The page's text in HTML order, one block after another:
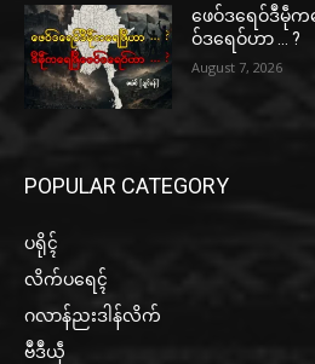
ဖေဝ်ဒရေဝ်ဒဳမဵုက
ဝ်ဒရေဝ်ဟာ … ?
August 7, 2026
POPULAR CATEGORY
ပရိုၚ်
လိက်ပရေၚ်
ဂလာန်ညးဒါန်လိက်
ဗဳဒဳယဵု